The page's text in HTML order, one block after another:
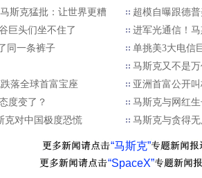
斯克猛批：让世界更糟
超模自曝跟德
巨头们坐不住了
进军光通信！
同一条裤子
单挑美3大电信
马斯克又不是
落全球首富宝座
亚洲首富公开
度变了？
马斯克与网红
克对中国极度恐慌
马斯克与贪得
“马斯克”
“SpaceX”